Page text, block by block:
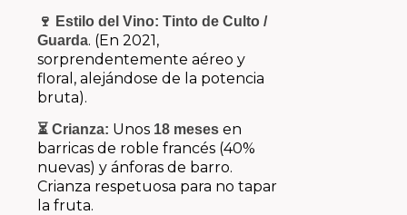
🍷 Estilo del Vino: Tinto de Culto /
Guarda. (En 2021,
sorprendentemente aéreo y
floral, alejándose de la potencia
bruta).
⏳ Crianza: Unos 18 mesesen
barricas de roble francés (40%
nuevas) y ánforas de barro.
Crianza respetuosa para no tapar
la fruta.